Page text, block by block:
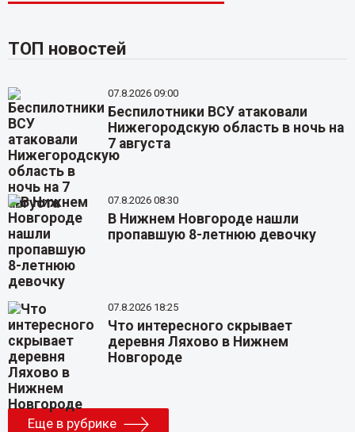
ТОП новостей
07.8.2026 09:00
Беспилотники ВСУ атаковали
Нижегородскую область в ночь на
7 августа
07.8.2026 08:30
В Нижнем Новгороде нашли
пропавшую 8-летнюю девочку
07.8.2026 18:25
Что интересного скрывает
деревня Ляхово в Нижнем
Новгороде
Еще в рубрике